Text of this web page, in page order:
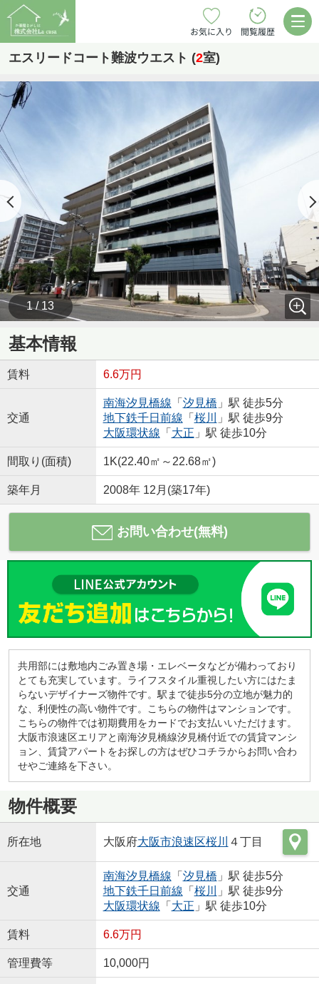
お気に入り 閲覧履歴
エスリードコート難波ウエスト (2室)
1 / 13
基本情報
賃料 6.6万円
交通
南海汐見橋線 「 汐見橋 」駅 徒歩5分
地下鉄千日前線 「 桜川
」駅 徒歩9分
大阪環状線 「 大正 」駅 徒歩10分
間取り(面積) 1K(22.40㎡～22.68㎡)
築年月 2008年 12月(築17年)
お問い合わせ(無料)
共用部には敷地内ごみ置き場・エレベータなどが備わっており
とても充実しています。ライフスタイル重視したい方にはたま
らないデザイナーズ物件です。駅まで徒歩5分の立地が魅力的
な、利便性の高い物件です。こちらの物件はマンションです。
こちらの物件では初期費用をカードでお支払いいただけます。
大阪市浪速区エリアと南海汐見橋線汐見橋付近での賃貸マンシ
ョン、賃貸アパートをお探しの方はぜひコチラからお問い合わ
せやご連絡を下さい。
物件概要
所在地 大阪府大阪市浪速区桜川 ４丁目
交通
南海汐見橋線 「 汐見橋 」駅 徒歩5分
地下鉄千日前線 「 桜川
」駅 徒歩9分
大阪環状線 「 大正 」駅 徒歩10分
賃料 6.6万円
管理費等 10,000円